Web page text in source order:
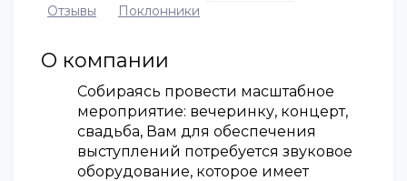
Отзывы
Поклонники
О компании
Собираясь провести масштабное
мероприятие: вечеринку, концерт,
свадьба, Вам для обеспечения
выступлений потребуется звуковое
оборудование, которое имеет